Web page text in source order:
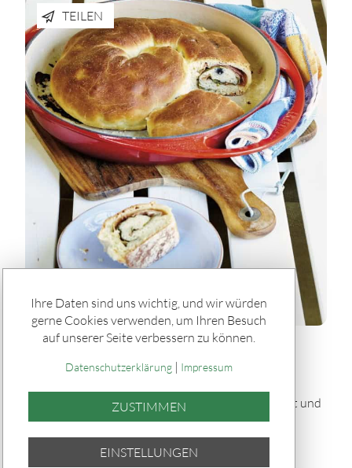
TEILEN
Rätseln & Service / Rezepte
Gefülltes Brot "Tortano" vom Grill
Dieses gefüllte Brot „Tortano“ vom Grill ist herzhaft und
saftig: Ein fluffiger Hefeteig umhüllt Pesto,
Ihre Daten sind uns wichtig, und wir würden
gerne Cookies verwenden, um Ihren Besuch
auf unserer Seite verbessern zu können.
Datenschutzerklärung| Impressum
ZUSTIMMEN
EINSTELLUNGEN